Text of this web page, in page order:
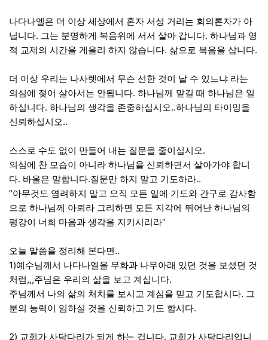
나다나엘은 더 이상 세상에서 혼자 서성 거리는 회의론자가 아
닙니다. 그는 분명하게 복음위에 서서 살아 갑니다. 하나님과 영
적 교제의 시간을 게을리 하지 않습니다. 삶으로 복음을 삽니다.
더 이상 우리는 나사렛에서 무슨 선한 것이 날 수 있느냐 라는
의심에 젖어 살아서는 안됩니다. 하나님께 맡길 때 하나님은 일
하십니다. 하나님의 생각을 존중하십시오..하나님의 타이밍을
신뢰하십시오..
스스로 수도 없이 만들어 내는 질문을 줄이십시오.
의심에 찬 모습이 아니라 하나님을 신뢰하면서 살아가야 합니
다. 바울은 말합니다.질문만 하지 말고 기도하라..
”아무것도 염려하지 말고 오직 모든 일에 기도와 간구로 감사함
으로 하나님께 아뢰라 그리하면 모든 지각에 뛰어난 하나님의
평강이 너희 마음과 생각을 지키시리라“
오늘 말씀을 정리해 본다면..
1)예수님께서 나다나엘을 무화과 나무아래 있던 것을 보셨던 것
처럼,,,주님은 우리의 삶을 보고 계십니다.
주님께서 나의 삶의 처치를 보시고 계심을 믿고 기도합시다. 그
분의 능력이 임하실 것을 신뢰하고 기도 합시다.
2) 교회가 사닥다리가 되게 하는 겁니다. 교회가 사닥다리입니